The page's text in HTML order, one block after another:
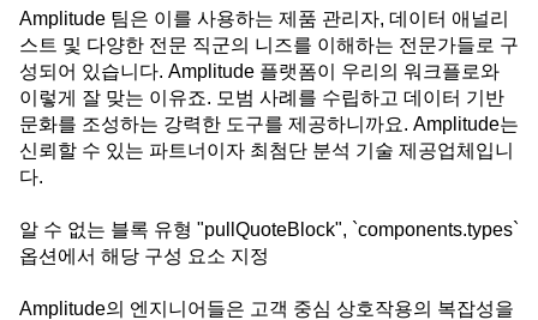
Amplitude 팀은 이를 사용하는 제품 관리자, 데이터 애널리
스트 및 다양한 전문 직군의 니즈를 이해하는 전문가들로 구
성되어 있습니다. Amplitude 플랫폼이 우리의 워크플로와
이렇게 잘 맞는 이유죠. 모범 사례를 수립하고 데이터 기반
문화를 조성하는 강력한 도구를 제공하니까요. Amplitude는
신뢰할 수 있는 파트너이자 최첨단 분석 기술 제공업체입니
다.
알 수 없는 블록 유형 "pullQuoteBlock", `components.types`
옵션에서 해당 구성 요소 지정
Amplitude의 엔지니어들은 고객 중심 상호작용의 복잡성을